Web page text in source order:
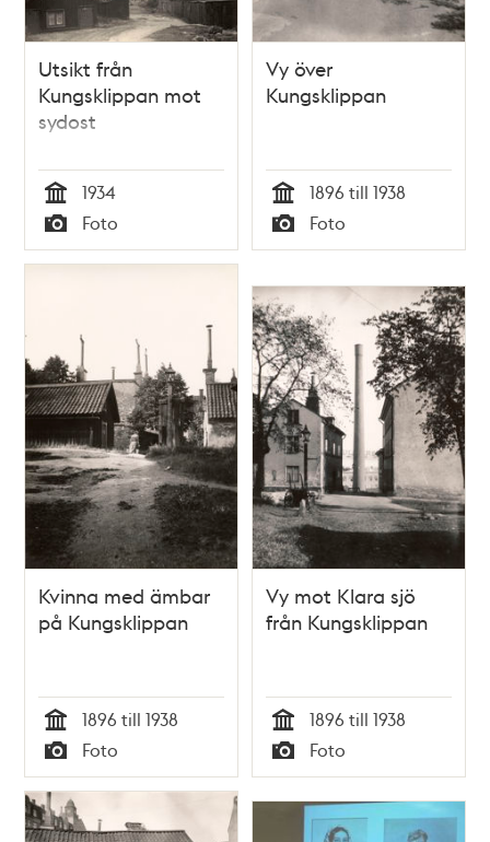
Utsikt från
Kungsklippan mot
sydost
Tid
1934
Typ
Foto
Vy över
Kungsklippan
Tid
1896 till 1938
Typ
Foto
Kvinna med ämbar
på Kungsklippan
Tid
1896 till 1938
Typ
Foto
Vy mot Klara sjö
från Kungsklippan
Tid
1896 till 1938
Typ
Foto